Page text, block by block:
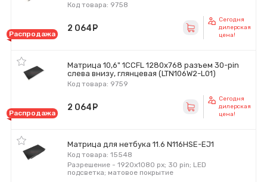
Код товара: 9758
Распродажа
2 064
Сегодня
дилерская
цена!
Матрица 10,6" 1CCFL 1280x768 разъем 30-pin
слева внизу, глянцевая (LTN106W2-L01)
Код товара: 9759
Распродажа
2 064
Сегодня
дилерская
цена!
Матрица для нетбука 11.6 N116HSE-EJ1
Код товара: 15548
Разрешение - 1920x1080 px; 30 pin; LED
подсветка; матовое покрытие